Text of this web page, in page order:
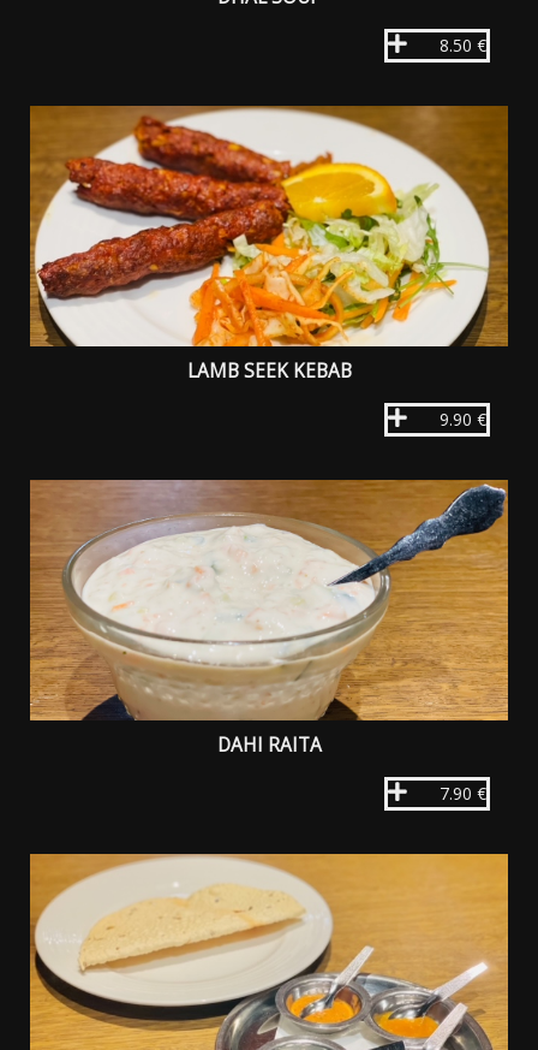
8.50 €
LAMB SEEK KEBAB
9.90 €
DAHI RAITA
7.90 €